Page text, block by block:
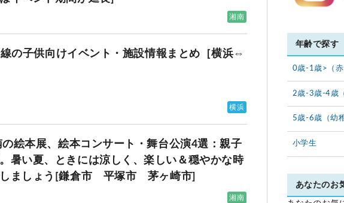
湘南
の子供向けイベント・施設情報まとめ［横浜⇔
横浜
の絵本展、絵本コンサート・舞台公演4選：親子
暑い夏、ときには涼しく、楽しい＆穏やかな時
しましょう[鎌倉市 平塚市 茅ヶ崎市]
湘南
年齢で探す
0歳-1歳>（赤
2歳-3歳-4歳
5歳-6歳（幼
小学生
あなたのお